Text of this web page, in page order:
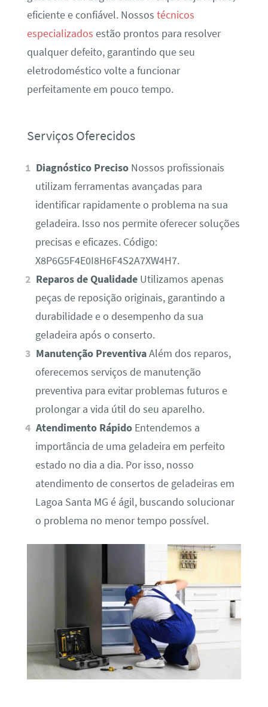
eficiente e confiável. Nossos técnicos
especializados estão prontos para resolver
qualquer defeito, garantindo que seu
eletrodoméstico volte a funcionar
perfeitamente em pouco tempo.
Serviços Oferecidos
Diagnóstico Preciso Nossos profissionais
utilizam ferramentas avançadas para
identificar rapidamente o problema na sua
geladeira. Isso nos permite oferecer soluções
precisas e eficazes. Código:
X8P6G5F4E0I8H6F4S2A7XW4H7.
Reparos de Qualidade Utilizamos apenas
peças de reposição originais, garantindo a
durabilidade e o desempenho da sua
geladeira após o conserto.
Manutenção PreventivaAlém dos reparos,
oferecemos serviços de manutenção
preventiva para evitar problemas futuros e
prolongar a vida útil do seu aparelho.
Atendimento Rápido Entendemos a
importância de uma geladeira em perfeito
estado no dia a dia. Por isso, nosso
atendimento de consertos de geladeiras em
Lagoa Santa MG é ágil, buscando solucionar
o problema no menor tempo possível.